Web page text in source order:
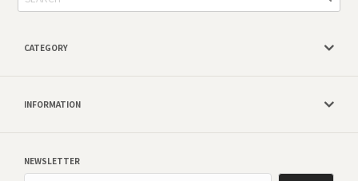
CATEGORY
INFORMATION
NEWSLETTER